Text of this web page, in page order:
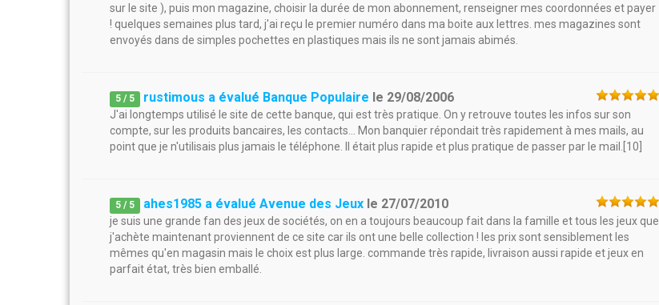
sur le site ), puis mon magazine, choisir la durée de mon abonnement, renseigner mes coordonnées et payer
! quelques semaines plus tard, j'ai reçu le premier numéro dans ma boite aux lettres. mes magazines sont
envoyés dans de simples pochettes en plastiques mais ils ne sont jamais abimés.
5 / 5 rustimous a évalué Banque Populaire le 29/08/2006
J'ai longtemps utilisé le site de cette banque, qui est très pratique. On y retrouve toutes les infos sur son
compte, sur les produits bancaires, les contacts... Mon banquier répondait très rapidement à mes mails, au
point que je n'utilisais plus jamais le téléphone. Il était plus rapide et plus pratique de passer par le mail.[10]
5 / 5 ahes1985 a évalué Avenue des Jeux le 27/07/2010
je suis une grande fan des jeux de sociétés, on en a toujours beaucoup fait dans la famille et tous les jeux que
j'achète maintenant proviennent de ce site car ils ont une belle collection ! les prix sont sensiblement les
mêmes qu'en magasin mais le choix est plus large. commande très rapide, livraison aussi rapide et jeux en
parfait état, très bien emballé.